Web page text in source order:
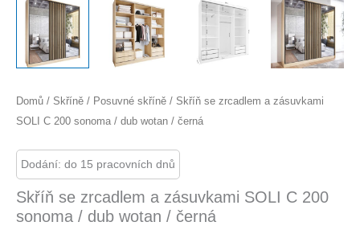
Domů / Skříně / Posuvné skříně / Skříň se zrcadlem a zásuvkami
SOLI C 200 sonoma / dub wotan / černá
Dodání: do 15 pracovních dnů
Skříň se zrcadlem a zásuvkami SOLI C 200
sonoma / dub wotan / černá